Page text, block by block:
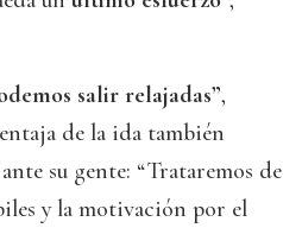
salir relajadas”,
de la ida también
su gente: “Trataremos de
y la motivación por el